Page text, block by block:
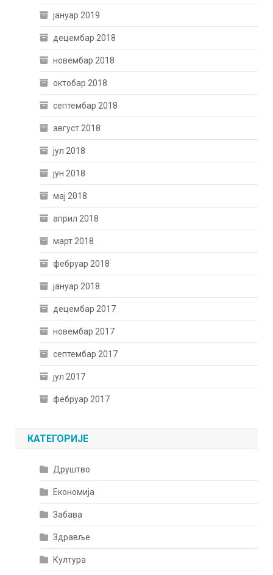
јануар 2019
децембар 2018
новембар 2018
октобар 2018
септембар 2018
август 2018
јул 2018
јун 2018
мај 2018
април 2018
март 2018
фебруар 2018
јануар 2018
децембар 2017
новембар 2017
септембар 2017
јул 2017
фебруар 2017
КАТЕГОРИЈЕ
Друштво
Економија
Забава
Здравље
Култура